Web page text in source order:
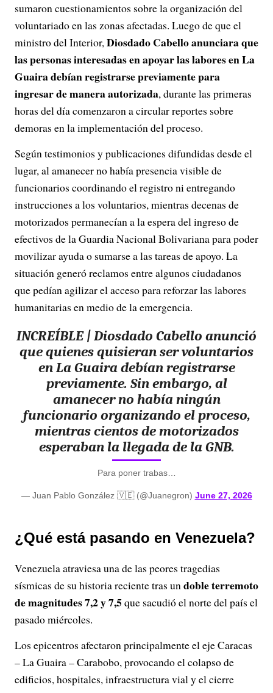
sumaron cuestionamientos sobre la organización del
voluntariado en las zonas afectadas. Luego de que el
ministro del Interior,Diosdado Cabelloanunciara que
las personas interesadas en apoyar las labores en La
Guaira debían registrarse previamente para
ingresar de manera autorizada, durante las primeras
horas del día comenzaron a circular reportes sobre
demoras en la implementación del proceso.
Según testimonios y publicaciones difundidas desde el
lugar, al amanecer no había presencia visible de
funcionarios coordinando el registro ni entregando
instrucciones a los voluntarios, mientras decenas de
motorizados permanecían a la espera del ingreso de
efectivos de la Guardia Nacional Bolivariana para poder
movilizar ayuda o sumarse a las tareas de apoyo. La
situación generó reclamos entre algunos ciudadanos
que pedían agilizar el acceso para reforzar las labores
humanitarias en medio de la emergencia.
INCREÍBLE | Diosdado Cabello anunció
que quienes quisieran ser voluntarios
en La Guaira debían registrarse
previamente. Sin embargo, al
amanecer no había ningún
funcionario organizando el proceso,
mientras cientos de motorizados
esperaban la llegada de la GNB.
Para poner trabas…
— Juan Pablo González 🇻🇪 (@Juanegron) June 27, 2026
¿Qué está pasando en Venezuela?
Venezuela atraviesa una de las peores tragedias
sísmicas de su historia reciente tras undoble terremoto
de magnitudes 7,2 y 7,5que sacudió el norte del país el
pasado miércoles.
Los epicentros afectaron principalmente el eje Caracas
– La Guaira – Carabobo, provocando el colapso de
edificios, hospitales, infraestructura vial y el cierre